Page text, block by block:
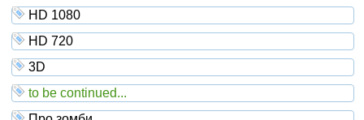
HD 1080
HD 720
3D
to be continued...